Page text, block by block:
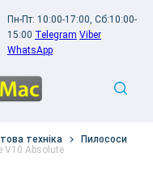
Пн-Пт: 10:00-17:00, Сб:10:00-
15:00 Telegram Viber
WhatsApp
техніка
Пилососи
V10 Absolute